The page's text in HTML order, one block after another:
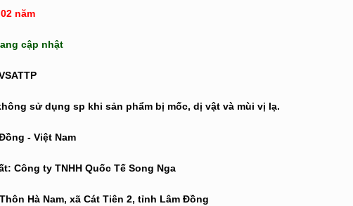
02 năm
cập nhật
sử dụng sp khi sản phẩm bị mốc, dị vật và mùi vị lạ.
- Việt Nam
Công ty TNHH Quốc Tế Song Nga
Hà Nam, xã Cát Tiên 2, tỉnh Lâm Đồng